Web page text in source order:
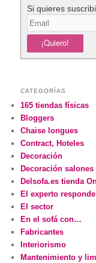
Si quieres
CATEGORÍAS
165 tiendas físicas
Bloggers
Chaise longues
Contract, Hoteles
Decoración
Decoración salones
Delsofa.es tienda
El experto responde
El sector
En el sofá con…
Fabricantes
Interiorismo
Mantenimiento y